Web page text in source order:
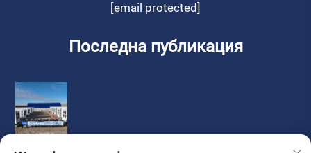
[email protected]
Последна публикация